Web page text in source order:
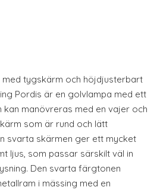
tygskärm och höjdjusterbart
Pordis är en golvlampa med ett
kan manövreras med en vajer och
som är rund och lätt
svarta skärmen ger ett mycket
ljus, som passar särskilt väl in
Den svarta färgtonen
i mässing med en